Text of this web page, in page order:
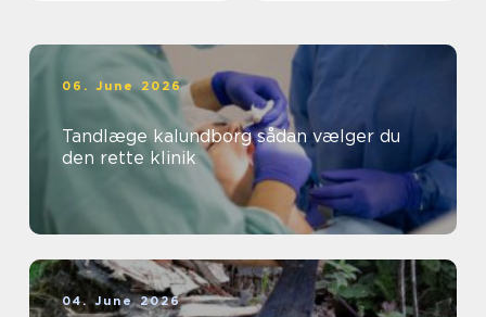
06. June 2026
Tandlæge kalundborg sådan vælger du
den rette klinik
04. June 2026